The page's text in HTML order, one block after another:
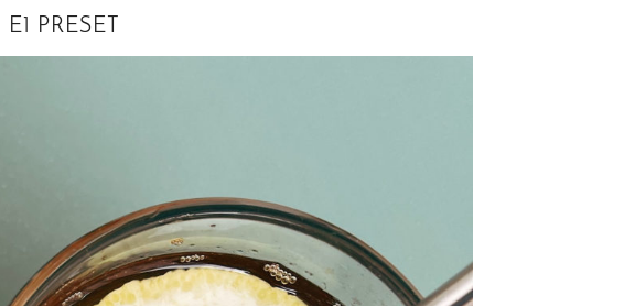
PRESET